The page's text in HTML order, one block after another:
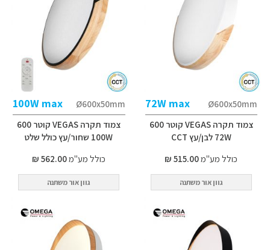
Ø600x50mm
72W max
צמוד תקרה VEGAS קוטר 600
72W לבן/עץ CCT
כולל מע"מ515.00 ₪
גוון אור משתנה
Ø600x50mm
100W max
צמוד תקרה VEGAS קוטר 600
100W שחור/עץ כולל שלט
כולל מע"מ562.00 ₪
גוון אור משתנה